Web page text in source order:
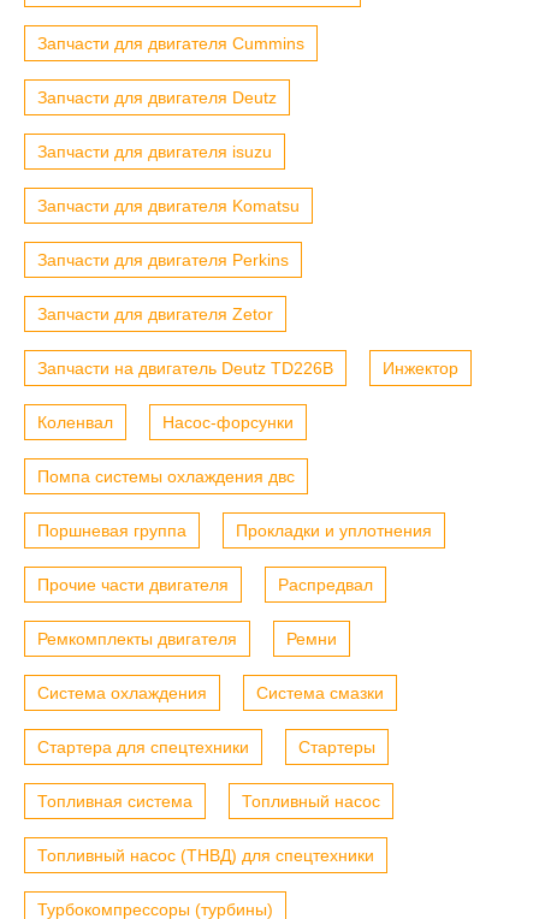
Запчасти для двигателя Cummins
Запчасти для двигателя Deutz
Запчасти для двигателя isuzu
Запчасти для двигателя Komatsu
Запчасти для двигателя Perkins
Запчасти для двигателя Zetor
Запчасти на двигатель Deutz TD226B Инжектор
Коленвал Насос-форсунки
Помпа системы охлаждения двс
Поршневая группа Прокладки и уплотнения
Прочие части двигателя Распредвал
Ремкомплекты двигателя Ремни
Система охлаждения Система смазки
Стартера для спецтехники Стартеры
Топливная система Топливный насос
Топливный насос (ТНВД) для спецтехники
Турбокомпрессоры (турбины)